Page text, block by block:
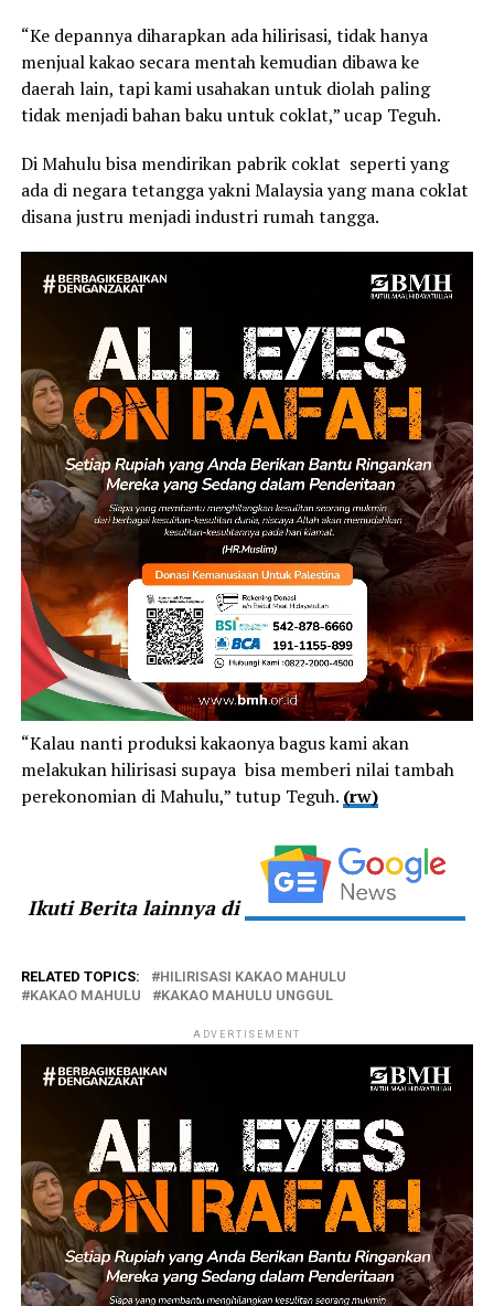
“Ke depannya diharapkan ada hilirisasi, tidak hanya
menjual kakao secara mentah kemudian dibawa ke
daerah lain, tapi kami usahakan untuk diolah paling
tidak menjadi bahan baku untuk coklat,” ucap Teguh.
Di Mahulu bisa mendirikan pabrik coklat seperti yang
ada di negara tetangga yakni Malaysia yang mana coklat
disana justru menjadi industri rumah tangga.
“Kalau nanti produksi kakaonya bagus kami akan
melakukan hilirisasi supaya bisa memberi nilai tambah
perekonomian di Mahulu,” tutup Teguh. (rw)
Ikuti Berita lainnya di
RELATED TOPICS:
HILIRISASI KAKAO MAHULU
KAKAO MAHULU
KAKAO MAHULU UNGGUL
ADVERTISEMENT